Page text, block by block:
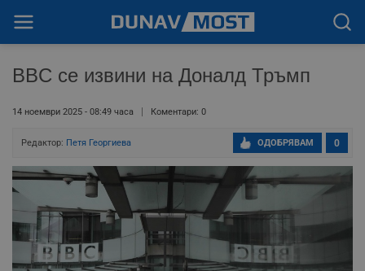
BBC се извини на Доналд Тръмп
14 ноември 2025 - 08:49 часа Коментари: 0
Редактор: Петя Георгиева 0
ОДОБРЯВАМ